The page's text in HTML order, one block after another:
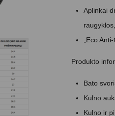
Aplinkai
„Eco
Produkto
Bato
Kulno
Kulno ir